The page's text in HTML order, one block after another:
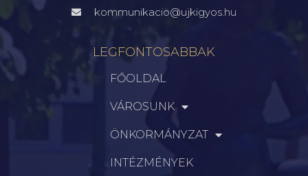
kommunikacio@ujkigyos.hu
LEGFONTOSABBAK
FŐOLDAL
VÁROSUNK
ÖNKORMÁNYZAT
INTÉZMÉNYEK